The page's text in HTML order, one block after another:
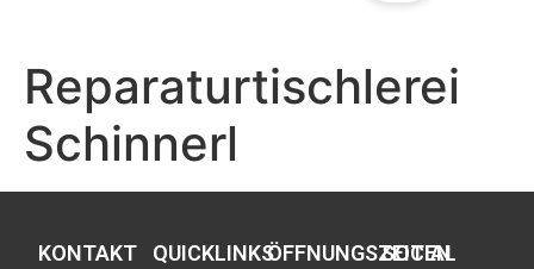
Reparaturtischlerei
Schinnerl
KONTAKT QUICKLINKSÖFFNUNGSZEITEN
SOCIAL